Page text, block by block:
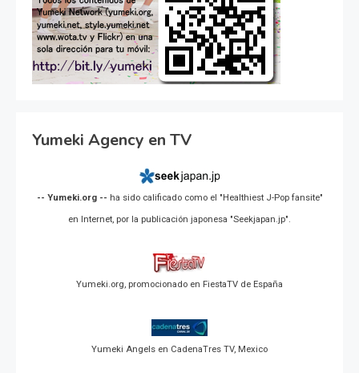
Yumeki Agency en TV
-- Yumeki.org -- ha sido calificado como el "Healthiest J-Pop fansite"
en Internet, por la publicación japonesa "Seekjapan.jp".
Yumeki.org, promocionado en FiestaTV de España
Yumeki Angels en CadenaTres TV, Mexico